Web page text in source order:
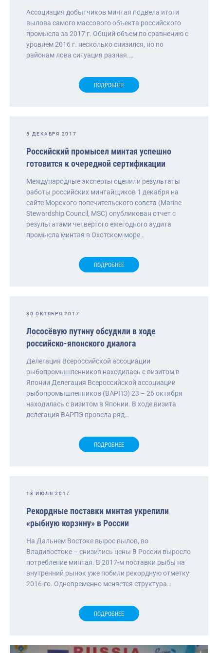
Ассоциация добытчиков минтая подвела итоги
вылова самого массового объекта российского
промысла за 2017 г. Общий объем по сравнению с
уровнем 2016 г. несколько снизился, но по
районам лова ситуация разная.…
ПОДРОБНЕЕ
5 ДЕКАБРЯ 2017
Российский промысел минтая успешно
готовится к очередной сертификации
Международные эксперты оценили результаты
работы российских минтайщиков 1 декабря на
сайте Морского попечительского совета (Marine
Stewardship Council, MSC) опубликован отчет с
результатами четвертого ежегодного аудита
промысла минтая в Охотском море…
ПОДРОБНЕЕ
30 ОКТЯБРЯ 2017
Лососёвую путину обсудили в ходе
российско-японского диалога
Делегация Всероссийской ассоциации
рыбопромышленников находилась с визитом в
Японии Делегация Всероссийской ассоциации
рыбопромышленников (ВАРПЭ) 23 – 26 октября
находилась с визитом в Японии. В ходе визита
делегация ВАРПЭ провела ряд…
ПОДРОБНЕЕ
18 ИЮЛЯ 2017
Рекордные поставки минтая укрепили
«рыбную корзину» в России
На Дальнем Востоке вырос вылов, во
Владивостоке – снизились цены В России выросло
потребление минтая. В 2017-м поставки рыбы на
внутренний рынок уже побили рекордную отметку
2016-го. Одновременно меняется структура…
ПОДРОБНЕЕ